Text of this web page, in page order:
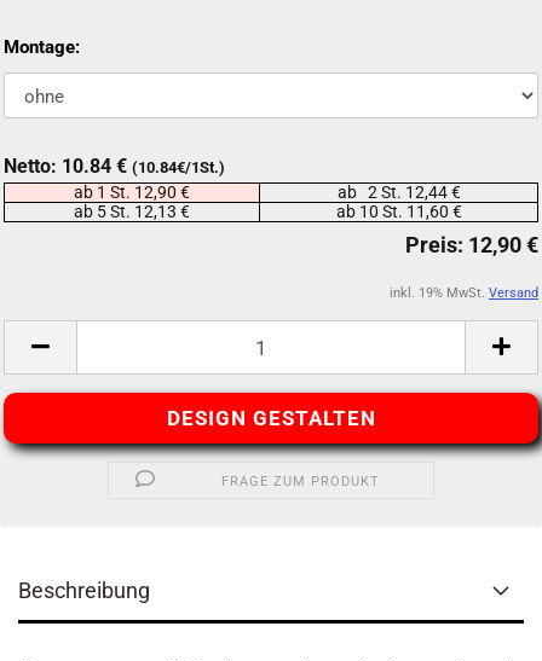
Montage:
Netto: 10.84 € (10.84€/1St.)
ab 1 St. 12,90 €
ab 2 St. 12,44 €
ab 5 St. 12,13 €
ab 10 St. 11,60 €
inkl. 19% MwSt. Versand
DESIGN GESTALTEN
FRAGE ZUM PRODUKT
Beschreibung